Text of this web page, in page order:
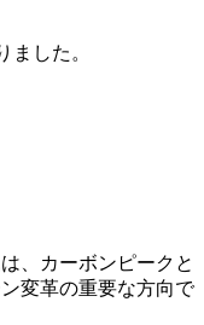
ました。
、カーボンピークと
変革の重要な方向で